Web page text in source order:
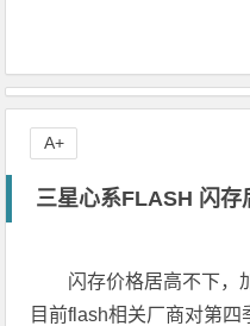
三星心系FLASH 闪存
闪存价格居高不下，
目前flash相关厂商对第
A+